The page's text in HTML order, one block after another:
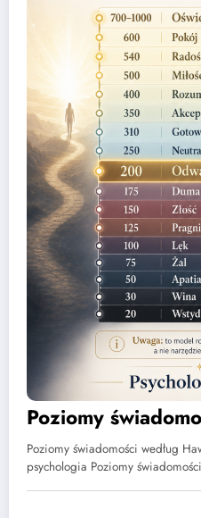
Poziomy
Poziomy świadomości według
psychologia Poziomy